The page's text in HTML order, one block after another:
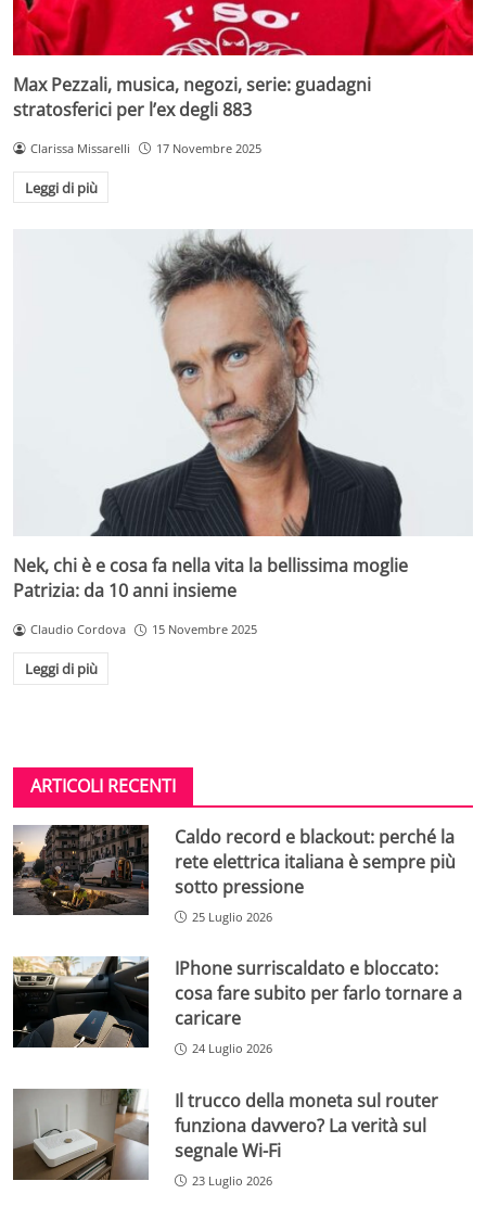
Max Pezzali, musica, negozi, serie: guadagni
stratosferici per l’ex degli 883
Clarissa Missarelli 17 Novembre 2025
Leggi di più
Nek, chi è e cosa fa nella vita la bellissima moglie
Patrizia: da 10 anni insieme
Claudio Cordova 15 Novembre 2025
Leggi di più
ARTICOLI RECENTI
Caldo record e blackout: perché la
rete elettrica italiana è sempre più
sotto pressione
25 Luglio 2026
IPhone surriscaldato e bloccato:
cosa fare subito per farlo tornare a
caricare
24 Luglio 2026
Il trucco della moneta sul router
funziona davvero? La verità sul
segnale Wi-Fi
23 Luglio 2026